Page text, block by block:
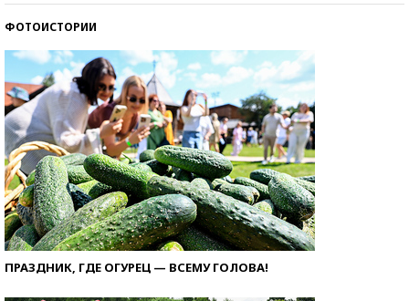
ФОТОИСТОРИИ
ПРАЗДНИК, ГДЕ ОГУРЕЦ — ВСЕМУ ГОЛОВА!